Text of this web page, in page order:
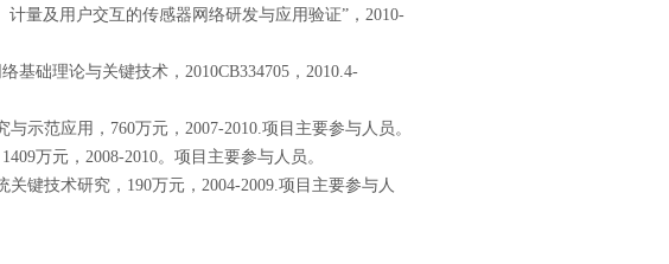
量及用户交互的传感器网络研发与应用验证”，2010-
基础理论与关键技术，2010CB334705，2010.4-
示范应用，760万元，2007-2010.项目主要参与人员。
万元，2008-2010。项目主要参与人员。
键技术研究，190万元，2004-2009.项目主要参与人